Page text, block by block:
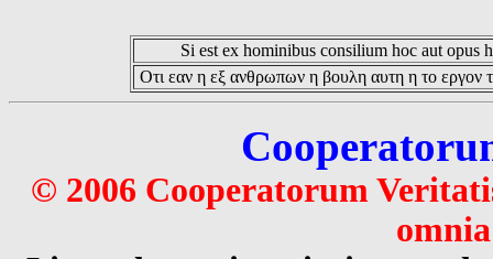
Si est ex hominibus consilium hoc aut opus
Οτι εαν η εξ ανθρωπων η βουλη αυτη η το εργον
© 2006 Cooperatorum